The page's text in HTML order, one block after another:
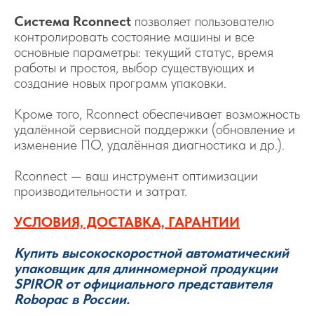
Система Rconnect позволяет пользователю
контролировать состояние машины и все
основные параметры: текущий статус, время
работы и простоя, выбор существующих и
создание новых программ упаковки.
Кроме того, Rconnect обеспечивает возможность
удалённой сервисной поддержки (обновление и
изменение ПО, удалённая диагностика и др.).
Rconnect — ваш инструмент оптимизации
производительности и затрат.
УСЛОВИЯ, ДОСТАВКА, ГАРАНТИИ
Купить высокоскоростной автоматический
упаковщик для длинномерной продукции
SPIROR от официального представителя
Robopac в России.